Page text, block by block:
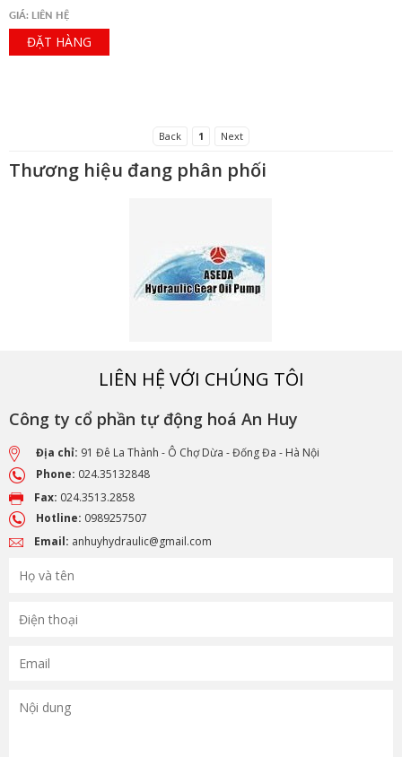
GIÁ: LIÊN HỆ
ĐẶT HÀNG
Back 1 Next
Thương hiệu đang phân phối
LIÊN HỆ VỚI CHÚNG TÔI
Công ty cổ phần tự động hoá An Huy
Địa chỉ: 91 Đê La Thành - Ô Chợ Dừa - Đống Đa - Hà Nội
Phone: 024.35132848
Fax: 024.3513.2858
Hotline: 0989257507
Email: anhuyhydraulic@gmail.com